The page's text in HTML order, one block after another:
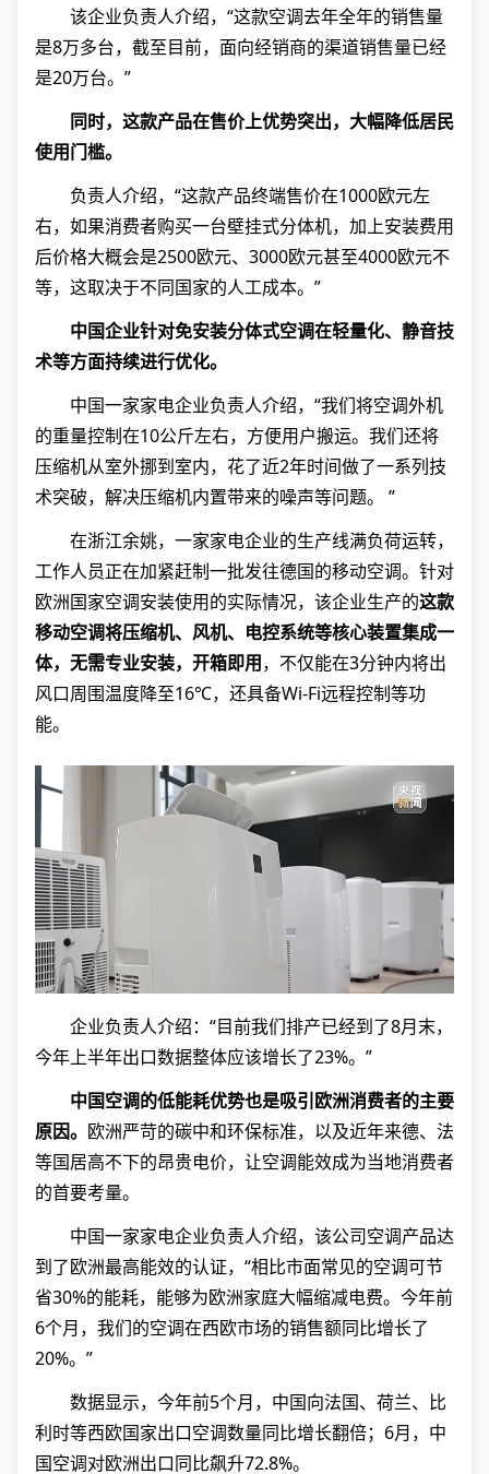
该企业负责人介绍，“这款空调去年全年的销售量
是8万多台，截至目前，面向经销商的渠道销售量已经
是20万台。”
同时，这款产品在售价上优势突出，大幅降低居民
使用门槛。
负责人介绍，“这款产品终端售价在1000欧元左
右，如果消费者购买一台壁挂式分体机，加上安装费用
后价格大概会是2500欧元、3000欧元甚至4000欧元不
等，这取决于不同国家的人工成本。”
中国企业针对免安装分体式空调在轻量化、静音技
术等方面持续进行优化。
中国一家家电企业负责人介绍，“我们将空调外机
的重量控制在10公斤左右，方便用户搬运。我们还将
压缩机从室外挪到室内，花了近2年时间做了一系列技
术突破，解决压缩机内置带来的噪声等问题。 ”
在浙江余姚，一家家电企业的生产线满负荷运转，
工作人员正在加紧赶制一批发往德国的移动空调。针对
欧洲国家空调安装使用的实际情况，该企业生产的这款
移动空调将压缩机、风机、电控系统等核心装置集成一
体，无需专业安装，开箱即用，不仅能在3分钟内将出
风口周围温度降至16℃，还具备Wi-Fi远程控制等功
能。
企业负责人介绍：“目前我们排产已经到了8月末，
今年上半年出口数据整体应该增长了23%。”
中国空调的低能耗优势也是吸引欧洲消费者的主要
原因。 欧洲严苛的碳中和环保标准，以及近年来德、法
等国居高不下的昂贵电价，让空调能效成为当地消费者
的首要考量。
中国一家家电企业负责人介绍，该公司空调产品达
到了欧洲最高能效的认证，“相比市面常见的空调可节
省30%的能耗，能够为欧洲家庭大幅缩减电费。今年前
6个月，我们的空调在西欧市场的销售额同比增长了
20%。”
数据显示，今年前5个月，中国向法国、荷兰、比
利时等西欧国家出口空调数量同比增长翻倍；6月，中
国空调对欧洲出口同比飙升72.8%。